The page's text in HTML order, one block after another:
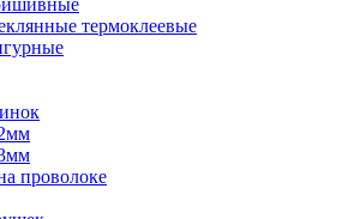
термоклеевые
проволоке